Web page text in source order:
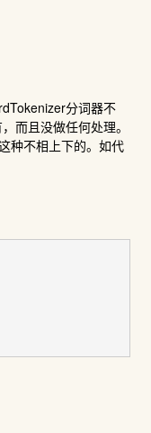
分词器不
而且没做任何处理。
种不相上下的。如代